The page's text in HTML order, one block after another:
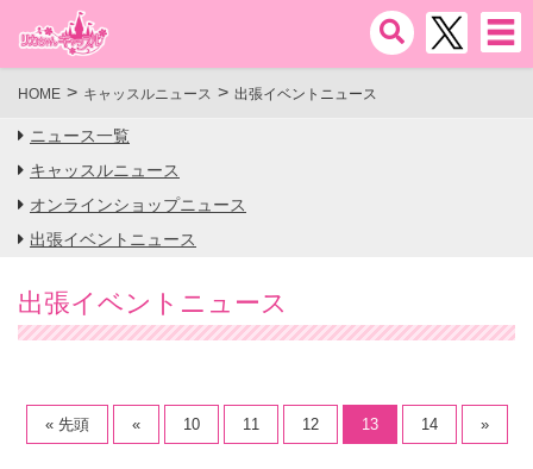
HOME キャッスルニュース 出張イベントニュース
ニュース一覧
キャッスルニュース
オンラインショップニュース
出張イベントニュース
出張イベントニュース
« 先頭 « 10 11 12 13 14 »